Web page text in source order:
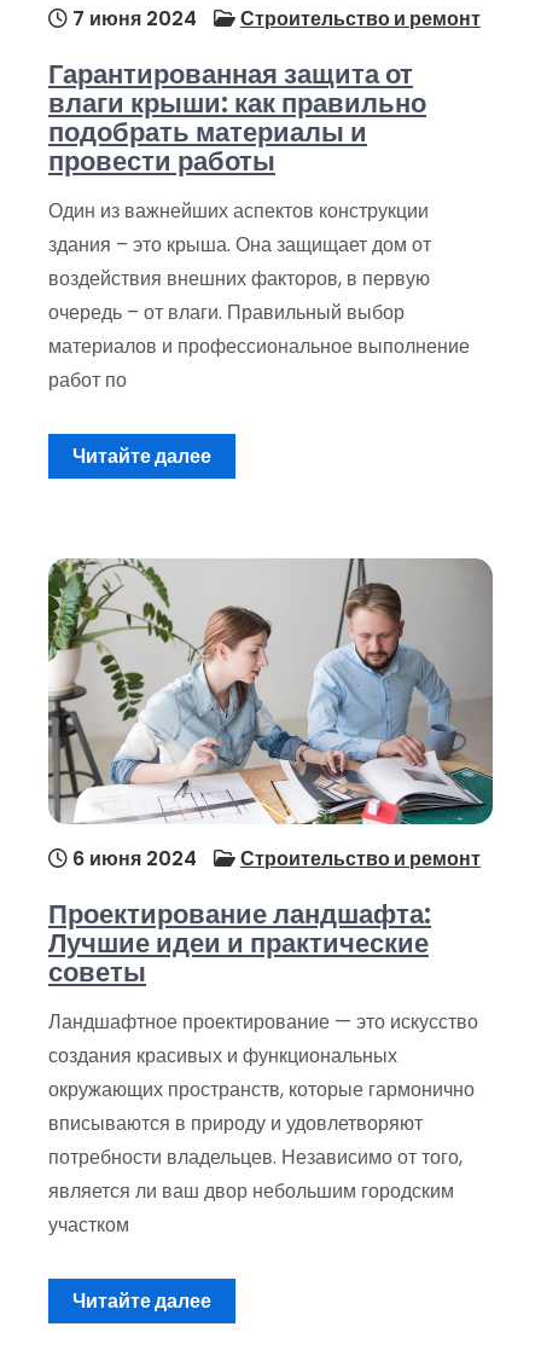
7 июня 2024 Строительство и ремонт
Гарантированная защита от
влаги крыши: как правильно
подобрать материалы и
провести работы
Один из важнейших аспектов конструкции
здания – это крыша. Она защищает дом от
воздействия внешних факторов, в первую
очередь – от влаги. Правильный выбор
материалов и профессиональное выполнение
работ по
Читайте далее
6 июня 2024 Строительство и ремонт
Проектирование ландшафта:
Лучшие идеи и практические
советы
Ландшафтное проектирование — это искусство
создания красивых и функциональных
окружающих пространств, которые гармонично
вписываются в природу и удовлетворяют
потребности владельцев. Независимо от того,
является ли ваш двор небольшим городским
участком
Читайте далее